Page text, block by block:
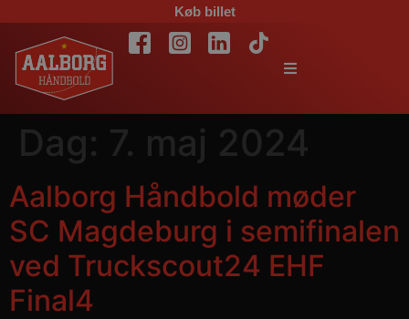
Køb billet
Dag: 7. maj 2024
Aalborg Håndbold møder
SC Magdeburg i semifinalen
ved Truckscout24 EHF
Final4